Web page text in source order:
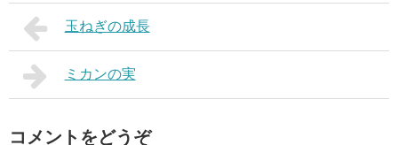
玉ねぎの成長
ミカンの実
コメントをどうぞ